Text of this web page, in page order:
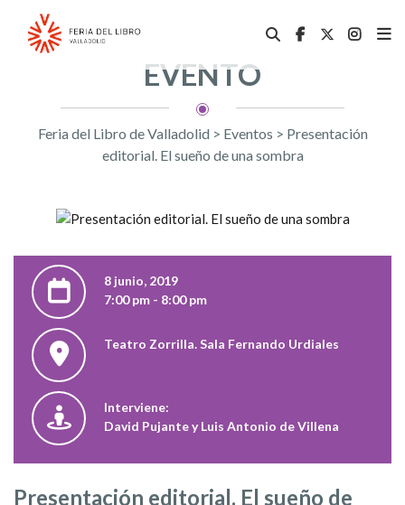
EVENTO
Feria del Libro de Valladolid > Eventos > Presentación
editorial. El sueño de una sombra
8 junio, 2019
7:00 pm - 8:00 pm
Teatro Zorrilla. Sala Fernando Urdiales
Interviene:
David Pujante y Luis Antonio de Villena
Presentación editorial. El sueño de